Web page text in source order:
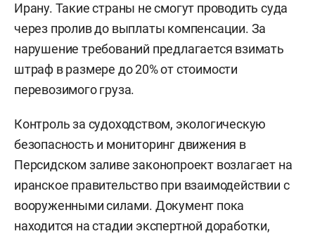
Ирану. Такие страны не смогут проводить суда
через пролив до выплаты компенсации. За
нарушение требований предлагается взимать
штраф в размере до 20% от стоимости
перевозимого груза.
Контроль за судоходством, экологическую
безопасность и мониторинг движения в
Персидском заливе законопроект возлагает на
иранское правительство при взаимодействии с
вооруженными силами. Документ пока
находится на стадии экспертной доработки,